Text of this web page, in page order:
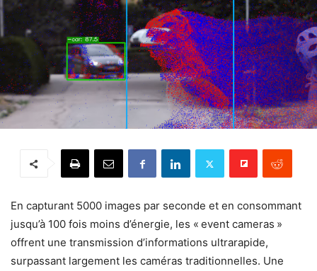
En capturant 5000 images par seconde et en consommant
jusqu’à 100 fois moins d’énergie, les « event cameras »
offrent une transmission d’informations ultrarapide,
surpassant largement les caméras traditionnelles. Une